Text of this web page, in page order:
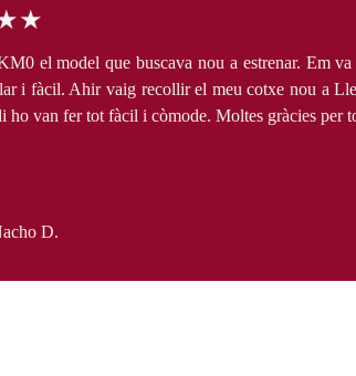
el model que buscava nou a estrenar. Em
i fàcil. Ahir vaig recollir el meu cotxe nou a
ho van fer tot fàcil i còmode. Moltes gràcies per
D.